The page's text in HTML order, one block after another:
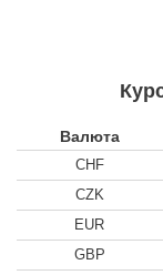
Валюта
CHF
CZK
EUR
GBP